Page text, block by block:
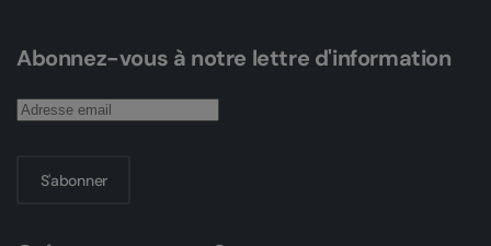
Abonnez-vous à notre lettre d'information
S'abonner